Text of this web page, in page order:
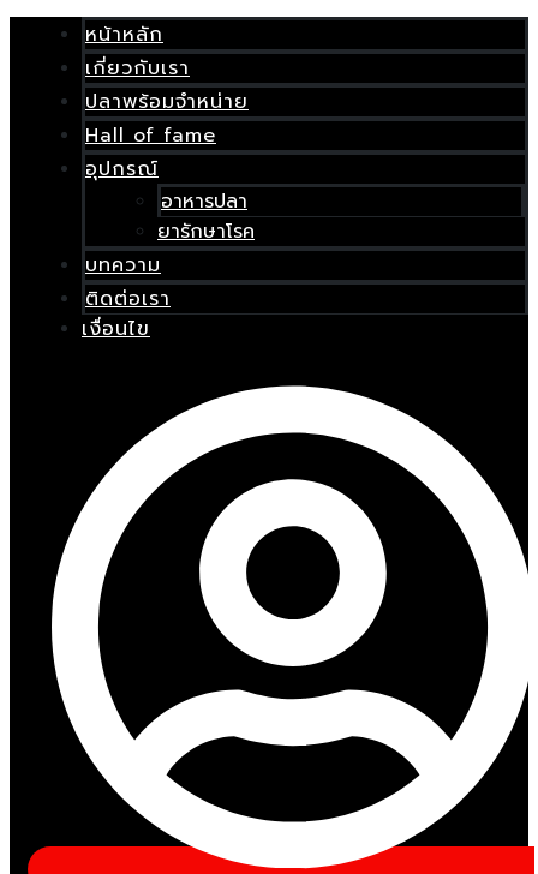
หน้าหลัก
เกี่ยวกับเรา
ปลาพร้อมจำหน่าย
Hall of fame
อุปกรณ์
อาหารปลา
ยารักษาโรค
บทความ
ติดต่อเรา
เงื่อนไข